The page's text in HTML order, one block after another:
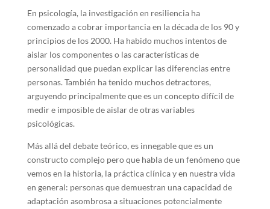
En psicología, la investigación en resiliencia ha
comenzado a cobrar importancia en la década de los 90 y
principios de los 2000. Ha habido muchos intentos de
aislar los componentes o las características de
personalidad que puedan explicar las diferencias entre
personas. También ha tenido muchos detractores,
arguyendo principalmente que es un concepto difícil de
medir e imposible de aislar de otras variables
psicológicas.
Más allá del debate teórico, es innegable que es un
constructo complejo pero que habla de un fenómeno que
vemos en la historia, la práctica clínica y en nuestra vida
en general: personas que demuestran una capacidad de
adaptación asombrosa a situaciones potencialmente